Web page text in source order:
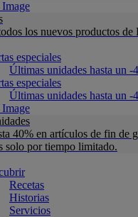
los nuevos productos de
especiales
Últimas unidades hasta un -
especiales
Últimas unidades hasta un -
40% en artículos de fin de
solo por tiempo limitado.
Recetas
Historias
Servicios